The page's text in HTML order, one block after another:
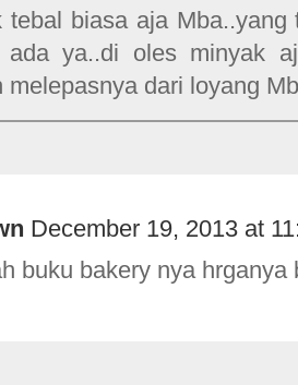
tebal biasa aja
ada ya..di oles minyak
melepasnya dari loyang
December 19, 2013 at
buku bakery nya hrganya